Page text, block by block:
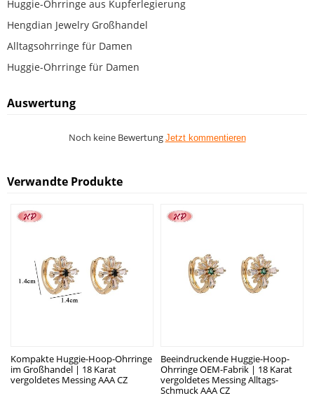
Huggie-Ohrringe aus Kupferlegierung
Hengdian Jewelry Großhandel
Alltagsohrringe für Damen
Huggie-Ohrringe für Damen
Auswertung
Noch keine Bewertung Jetzt kommentieren
Verwandte Produkte
Kompakte Huggie-Hoop-Ohrringe
im Großhandel | 18 Karat
vergoldetes Messing AAA CZ
Beeindruckende Huggie-Hoop-
Ohrringe OEM-Fabrik | 18 Karat
vergoldetes Messing Alltags-
Schmuck AAA CZ